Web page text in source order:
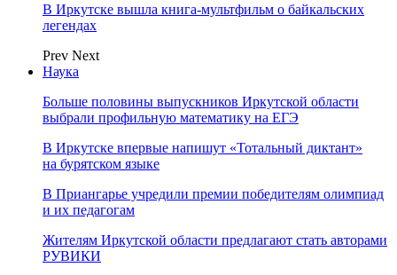
В Иркутске вышла книга-мультфильм о байкальских
легендах
Prev Next
Наука
Больше половины выпускников Иркутской области
выбрали профильную математику на ЕГЭ
В Иркутске впервые напишут «Тотальный диктант»
на бурятском языке
В Приангарье учредили премии победителям олимпиад
и их педагогам
Жителям Иркутской области предлагают стать авторами
РУВИКИ